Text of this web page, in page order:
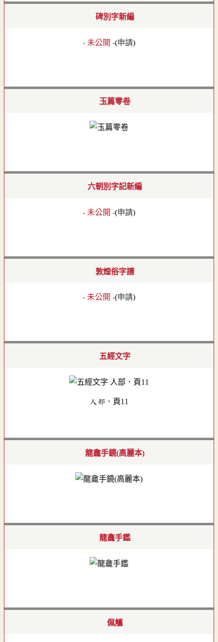
碑別字新編
- 未公開 -(申請)
玉篇零卷
六朝別字記新編
- 未公開 -(申請)
敦煌俗字譜
- 未公開 -(申請)
五經文字
人部．頁11
龍龕手鏡(高麗本)
龍龕手鑑
佩觿